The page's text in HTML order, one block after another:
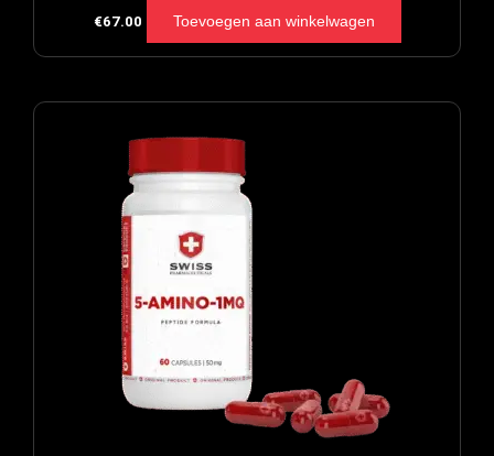
€67.00 Toevoegen aan winkelwagen